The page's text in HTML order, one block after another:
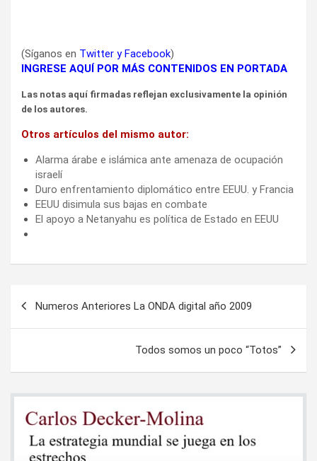
(Síganos en Twitter yFacebook)
INGRESE AQUÍ POR MÁS CONTENIDOS EN PORTADA
Las notas aquí firmadas reflejan exclusivamente la opinión
de los autores.
Otros artículos del mismo autor:
Alarma árabe e islámica ante amenaza de ocupación
israelí
Duro enfrentamiento diplomático entre EEUU. y Francia
EEUU disimula sus bajas en combate
El apoyo a Netanyahu es política de Estado en EEUU
Numeros Anteriores La ONDA digital año 2009
Todos somos un poco “Totos”